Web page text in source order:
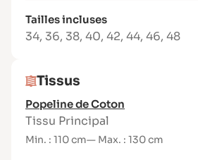
Daisy – Option A (1
basque) :
Taille 34 : 1m10
Taille 40 : 1m10
Taille 48 : 1m20
Daisy – Option B (1
Tailles incluses
34, 36, 38, 40, 42, 44, 46, 48
Tissus
Popeline de Coton
Tissu Principal
Min. : 110 cm— Max. : 130 cm